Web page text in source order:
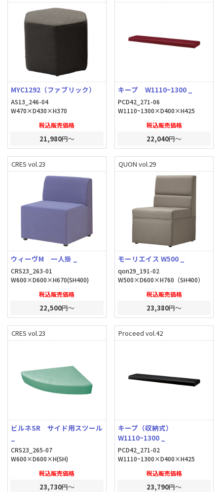
MYC1292（ファブリック）
AS13_246-04
W470×D430×H370
税込販売価格
21,980円～
キープ W1110~1300 _
PCD42_271-06
W1110~1300×D400×H425
税込販売価格
22,040円～
CRES vol.23
ウィーヴM 一人掛 _
CRS23_263-01
W600×D600×H670(SH400)
税込販売価格
22,500円～
QUON vol.29
モーリエイス W500 _
qon29_191-02
W500×D600×H760（SH400）
税込販売価格
23,380円～
CRES vol.23
ビルネSR サイド用スツール
CRS23_265-07
W600×D600×H(SH)
税込販売価格
23,730円～
Proceed vol.42
キープ（収納式）
W1110~1300 _
PCD42_271-02
W1110~1300×D400×H425
税込販売価格
23,790円～